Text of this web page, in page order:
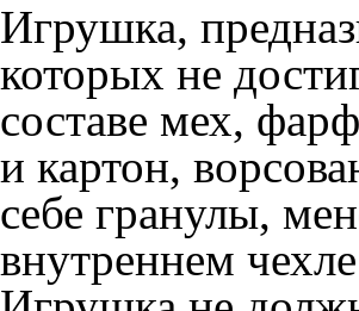
Игрушка,
которых не
составе мех,
и картон,
себе гранулы,
внутреннем